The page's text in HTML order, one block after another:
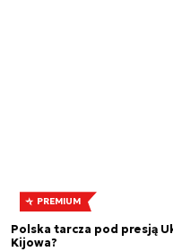
PREMIUM
Polska tarcza pod presją
Kijowa?